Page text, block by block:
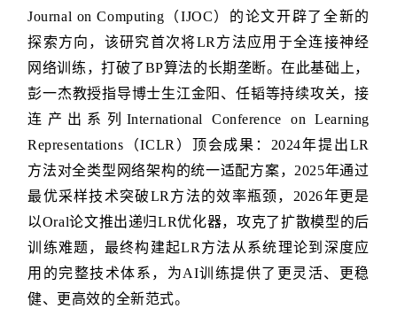
Journal on Computing（IJOC）的论文开辟了全新的
探索方向，该研究首次将LR方法应用于全连接神经
网络训练，打破了BP算法的长期垄断。在此基础上，
彭一杰教授指导博士生江金阳、任韬等持续攻关，接
连产出系列International Conference on Learning
Representations（ICLR）顶会成果：2024年提出LR
方法对全类型网络架构的统一适配方案，2025年通过
最优采样技术突破LR方法的效率瓶颈，2026年更是
以Oral论文推出递归LR优化器，攻克了扩散模型的后
训练难题，最终构建起LR方法从系统理论到深度应
用的完整技术体系，为AI训练提供了更灵活、更稳
健、更高效的全新范式。